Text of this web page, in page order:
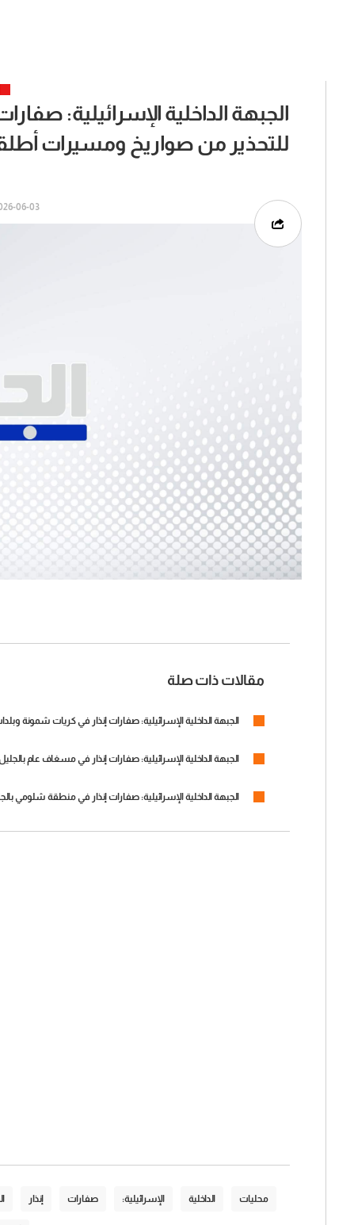
الجبهة الداخلية الإسرائيلية:
للتحذير من صواريخ ومسيرات
06-03 | 04:08
مقالات ذات صلة
الجبهة الداخلية الإسرائيلية: صفارات إنذار في كريات شمونة
الجبهة الداخلية الإسرائيلية: صفارات إنذار في مسغاف عام
الجبهة الداخلية الإسرائيلية: صفارات إنذار في منطقة شلومي
محليات الداخلية الإسرائيلية: صفارات إنذار